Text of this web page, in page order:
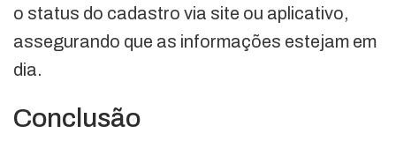
o status do cadastro via site ou aplicativo,
assegurando que as informações estejam em
dia.
Conclusão